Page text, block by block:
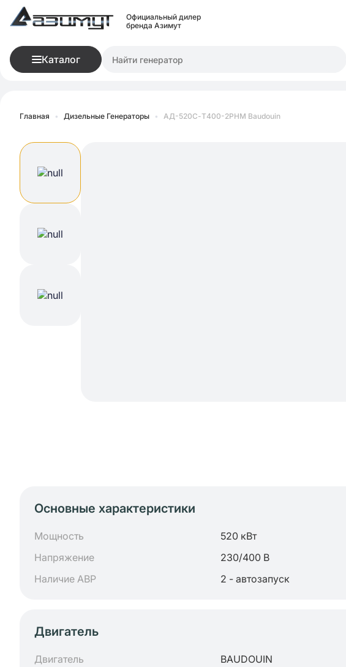
Официальный дилер
бренда Азимут
Каталог
Главная • Дизельные Генераторы • АД-520С-Т400-2РНМ Baudouin
Основные характеристики
Мощность 520 кВт
Напряжение
230/400 В
Наличие АВР
2 - автозапуск
Двигатель
Двигатель BAUDOUIN